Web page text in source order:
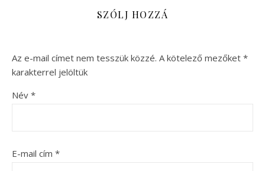
SZÓLJ HOZZÁ
Az e-mail címet nem tesszük közzé. A kötelező mezőket *
karakterrel jelöltük
Név *
E-mail cím *